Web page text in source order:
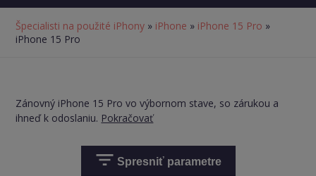
Špecialisti na použité iPhony » iPhone » iPhone 15 Pro »
iPhone 15 Pro
Zánovný iPhone 15 Pro vo výbornom stave, so zárukou a
ihneď k odoslaniu. Pokračovať
Spresniť parametre